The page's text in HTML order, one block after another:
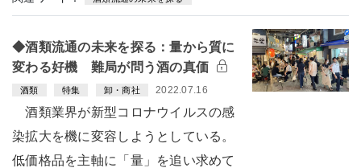
◆酒類流通の未来を探る：量から質に
変わる好機 難局が問う酒の真価
酒類 特集 卸・商社 2022.07.16
酒類業界が新型コロナウイルスの感
染拡大を機に変容しようとしている。
低価格品を主軸に「量」を追い求めて